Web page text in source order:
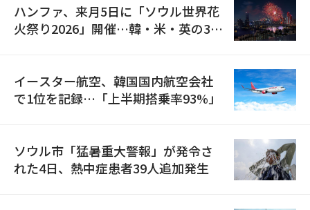
ハンファ、来月5日に「ソウル世界花
火祭り2026」開催…韓・米・英の3カ
イースター航空、韓国国内航空会社
で1位を記録…「上半期搭乗率93%」
ソウル市「猛暑重大警報」が発令さ
れた4日、熱中症患者39人追加発生